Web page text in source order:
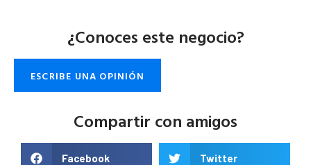
¿Conoces este negocio?
ESCRIBE UNA OPINIÓN
Compartir con amigos
Facebook Twitter